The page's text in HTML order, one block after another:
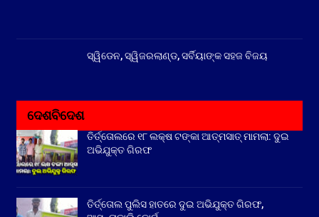
ସ୍ୱିଡେନ, ସ୍ୱିଜରଲାଣ୍ଡ, ସର୍ବିୟାଙ୍କ ସହଜ ବିଜୟ
ଦେଶବିଦେଶ
ତିର୍ତ୍ତୋଲରେ ୧୮ ଲକ୍ଷ ଟଙ୍କା ଆତ୍ମସାତ୍ ମାମଲା: ଦୁଇ
ଅଭିଯୁକ୍ତ ଗିରଫ
ତିର୍ତ୍ତୋଲ ପୁଲିସ ହାତରେ ଦୁଇ ଅଭିଯୁକ୍ତ ଗିରଫ,